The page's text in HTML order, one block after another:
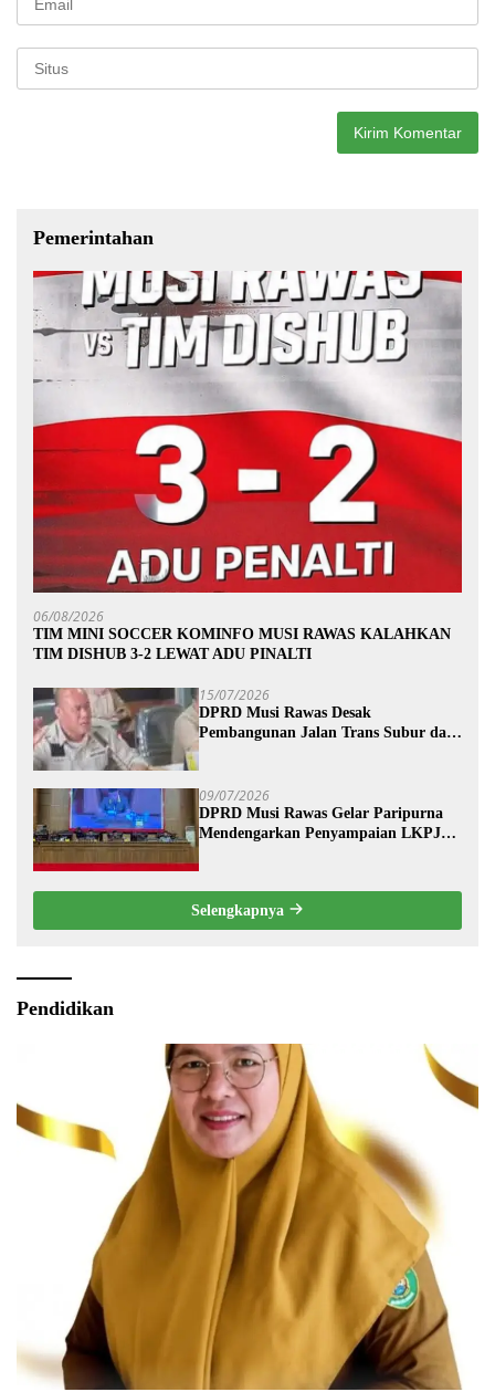
Pemerintahan
06/08/2026
TIM MINI SOCCER KOMINFO MUSI RAWAS KALAHKAN
TIM DISHUB 3-2 LEWAT ADU PINALTI
15/07/2026
DPRD Musi Rawas Desak
Pembangunan Jalan Trans Subur dan
09/07/2026
DPRD Musi Rawas Gelar Paripurna
Mendengarkan Penyampaian LKPJ
Selengkapnya
Pendidikan